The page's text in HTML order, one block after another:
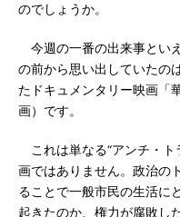
のでしょうか。
今週の一番の出来事とい
の前から思い出していたの
たドキュメンタリー映画「
画）です。
これは単なる“アンチ・ト
画ではありません。政治の
ることで一般市民の生活に
起きたのか、権力が腐敗し